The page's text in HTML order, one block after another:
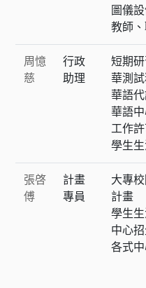
圖儀
教師
周憶
慈
行政
助理
短期
華測
華語
華語
工作
學生
張啓
傅
計畫
專員
大專
計畫
學生
中心
各式